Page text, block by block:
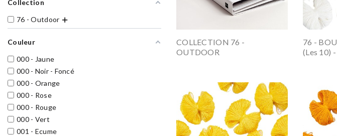
Collection
76 - Outdoor
Couleur
000 - Jaune
000 - Noir - Foncé
000 - Orange
000 - Rose
000 - Rouge
000 - Vert
001 - Ecume
COLLECTION 76 -
OUTDOOR
76 -
(les 10) -